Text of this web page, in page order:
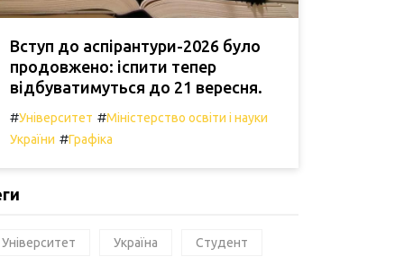
Вступ до аспірантури-2026 було
продовжено: іспити тепер
відбуватимуться до 21 вересня.
#Університет #Міністерство освіти і науки
України #Графіка
Університет Україна Студент